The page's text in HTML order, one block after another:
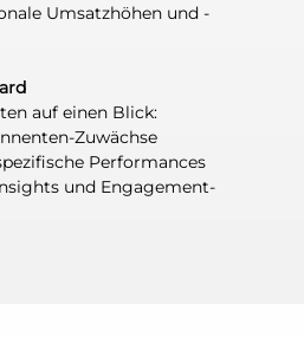
Umsatzhöhen und -
auf einen Blick:
Zuwächse
Performances
und Engagement-